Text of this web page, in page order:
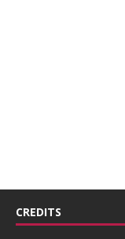
CREDITS